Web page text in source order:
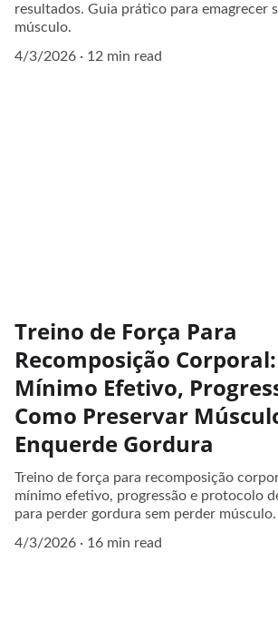
resultados. Guia prático para emagrecer
músculo.
4/3/2026
12 min read
Treino de Força Para
Recomposição
Mínimo Efetivo,
Como Preservar
Enquerde Gordura
Treino de força para recomposição
mínimo efetivo, progressão e protocolo
para perder gordura sem perder músculo.
4/3/2026
16 min read